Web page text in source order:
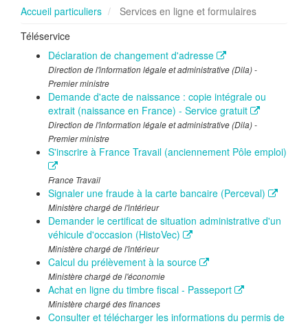
Accueil particuliers
Services en ligne et formulaires
Téléservice
Déclaration de changement d'adresse
Direction de l'information légale et administrative (Dila) -
Premier ministre
Demande d'acte de naissance : copie intégrale ou
extrait (naissance en France) - Service gratuit
Direction de l'information légale et administrative (Dila) -
Premier ministre
S'inscrire à France Travail (anciennement Pôle emploi)
France Travail
Signaler une fraude à la carte bancaire (Perceval)
Ministère chargé de l'intérieur
Demander le certificat de situation administrative d'un
véhicule d'occasion (HistoVec)
Ministère chargé de l'intérieur
Calcul du prélèvement à la source
Ministère chargé de l'économie
Achat en ligne du timbre fiscal - Passeport
Ministère chargé des finances
Consulter et télécharger les informations du permis de